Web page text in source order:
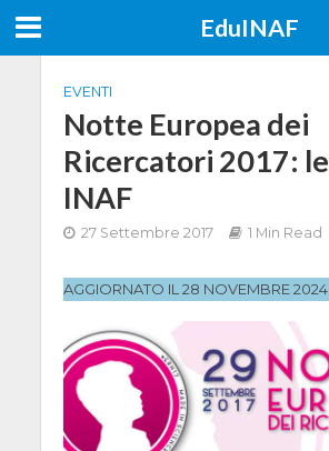
EduINAF
EVENTI
Notte Europea dei
Ricercatori 2017:
INAF
27 Settembre 2017 1 Min Read
AGGIORNATO IL 28 NOVEMBRE 2024